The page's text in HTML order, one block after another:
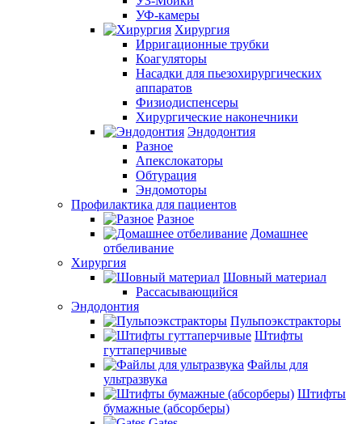
УФ-камеры
Хирургия
Ирригационные трубки
Коагуляторы
Насадки для пьезохирургических
аппаратов
Физиодиспенсеры
Хирургические наконечники
Эндодонтия
Разное
Апекслокаторы
Обтурация
Эндомоторы
Профилактика для пациентов
Разное
Домашнее
отбеливание
Хирургия
Шовный материал
Рассасывающийся
Эндодонтия
Пульпоэкстракторы
Штифты
гуттаперчивые
Файлы для
ультразвука
Штифты
бумажные (абсорберы)